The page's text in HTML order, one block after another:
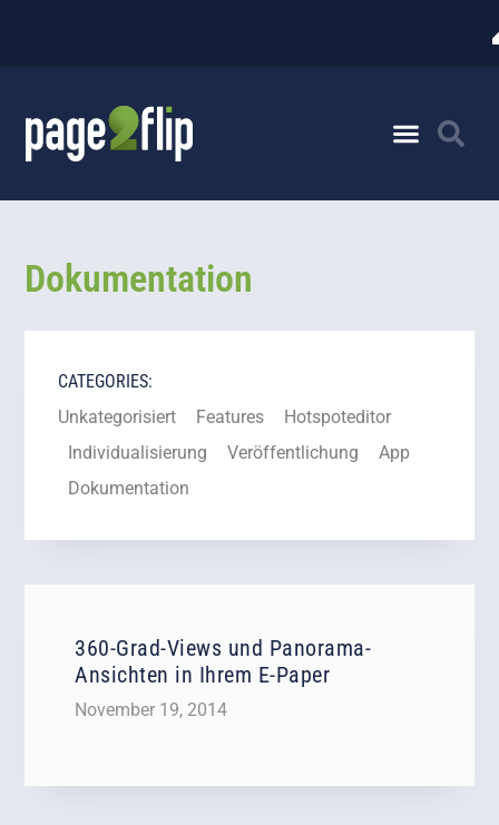
Dokumentation
CATEGORIES:
Unkategorisiert
Features
Hotspoteditor
Individualisierung
Veröffentlichung
App
Dokumentation
360-Grad-Views und Panorama-
Ansichten in Ihrem E-Paper
November 19, 2014